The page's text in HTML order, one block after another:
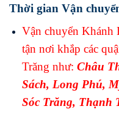
Thời gian Vận
Vận chuyển Khánh
tận nơi khắp các
Trăng như: Châu
Sách, Long Phú,
Sóc Trăng, Thạnh